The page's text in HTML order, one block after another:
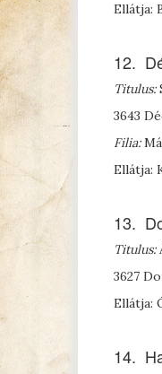
Ellátja:
12.
Titulus:
3643
Filia:
Ellátja:
13.
Titulus:
3627
Ellátja:
14.